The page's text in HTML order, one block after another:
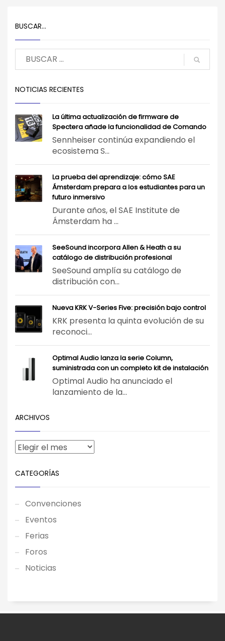
BUSCAR…
NOTICIAS RECIENTES
La última actualización de firmware de
Spectera añade la funcionalidad de Comando
Sennheiser continúa expandiendo el
ecosistema S...
La prueba del aprendizaje: cómo SAE
Ámsterdam prepara a los estudiantes para un
futuro inmersivo
Durante años, el SAE Institute de
Ámsterdam ha ...
SeeSound incorpora Allen & Heath a su
catálogo de distribución profesional
SeeSound amplía su catálogo de
distribución con...
Nueva KRK V-Series Five: precisión bajo control
KRK presenta la quinta evolución de su
reconoci...
Optimal Audio lanza la serie Column,
suministrada con un completo kit de instalación
Optimal Audio ha anunciado el
lanzamiento de la...
ARCHIVOS
CATEGORÍAS
Convenciones
Eventos
Ferias
Foros
Noticias